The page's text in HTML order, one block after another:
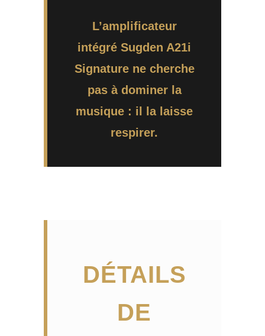
L’amplificateur
intégré Sugden A21i
Signature ne cherche
pas à dominer la
musique : il la laisse
respirer.
DÉTAILS
DE